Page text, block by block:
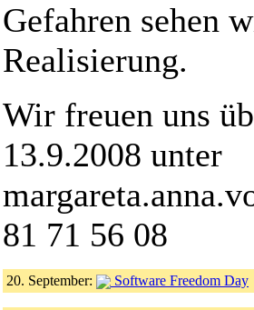
Gefahren sehen
Realisierung.
Wir freuen uns
13.9.2008 unter
81 71 56 08
20. September: Software Freedom Day